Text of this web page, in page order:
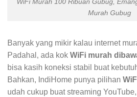
Murah Gubug
Banyak yang mikir kalau internet
Padahal, ada kok WiFi murah
bisa kasih koneksi stabil buat
Bahkan, IndiHome punya pilihan
udah cukup buat streaming